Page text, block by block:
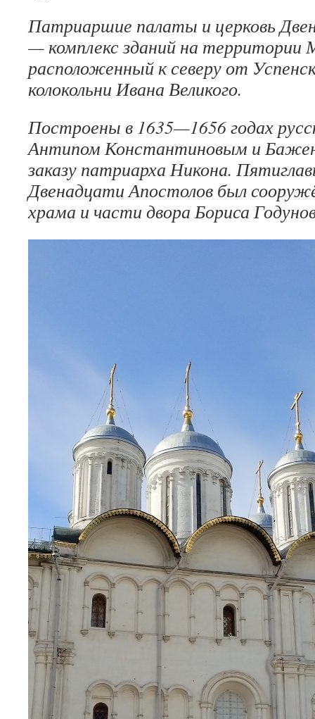
Патриаршие палаты и церковь
— комплекс зданий на территории
расположенный к северу от
колокольни Ивана Великого.
Построены в 1635—1656 годах
Антипом Константиновым и
заказу патриарха Никона.
Двенадцати Апостолов был
храма и части двора Бориса